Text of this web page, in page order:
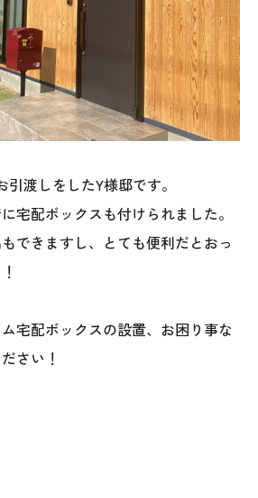
渡しをしたY様邸です。
宅配ボックスも付けられました。
できますし、とても便利だとおっ
宅配ボックスの設置、お困り事な
さい！